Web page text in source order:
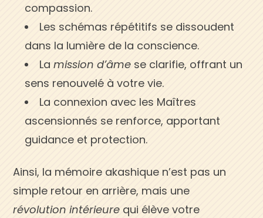
compassion.
Les schémas répétitifs se dissoudent
dans la lumière de la conscience.
Lamission d’âme se clarifie, offrant un
sens renouvelé à votre vie.
La connexion avec les Maîtres
ascensionnés se renforce, apportant
guidance et protection.
Ainsi, la mémoire akashique n’est pas un
simple retour en arrière, mais une
révolution intérieure qui élève votre